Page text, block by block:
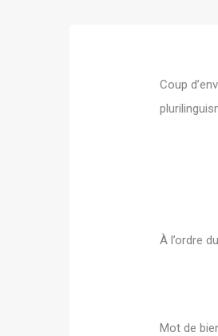
Coup
À l’ordre
Mot de